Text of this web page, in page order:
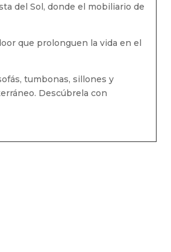
del Sol, donde el mobiliario de
que prolonguen la vida en el
tumbonas, sillones y
Descúbrela con